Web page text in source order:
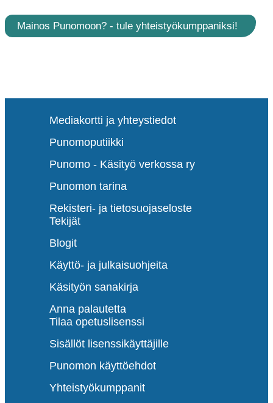
Mainos Punomoon? - tule yhteistyökumppaniksi!
Mediakortti ja yhteystiedot
Punomoputiikki
Punomo - Käsityö verkossa ry
Punomon tarina
Rekisteri- ja tietosuojaseloste
Tekijät
Blogit
Käyttö- ja julkaisuohjeita
Käsityön sanakirja
Anna palautetta
Tilaa opetuslisenssi
Sisällöt lisenssikäyttäjille
Punomon käyttöehdot
Yhteistyökumppanit